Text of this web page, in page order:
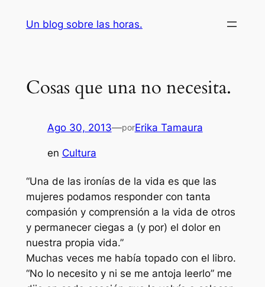
Un blog sobre las horas.
Cosas que una no necesita.
Ago 30, 2013—porErika Tamaura
en Cultura
“Una de las ironías de la vida es que las
mujeres podamos responder con tanta
compasión y comprensión a la vida de otros
y permanecer ciegas a (y por) el dolor en
nuestra propia vida.”
Muchas veces me había topado con el libro.
“No lo necesito y ni se me antoja leerlo” me